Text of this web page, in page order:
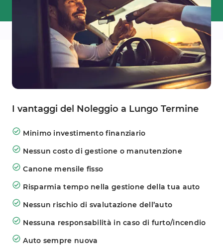
I vantaggi del Noleggio a Lungo Termine
Minimo investimento finanziario
Nessun costo di gestione o manutenzione
Canone mensile fisso
Risparmia tempo nella gestione della tua auto
Nessun rischio di svalutazione dell’auto
Nessuna responsabilità in caso di furto/incendio
Auto sempre nuova